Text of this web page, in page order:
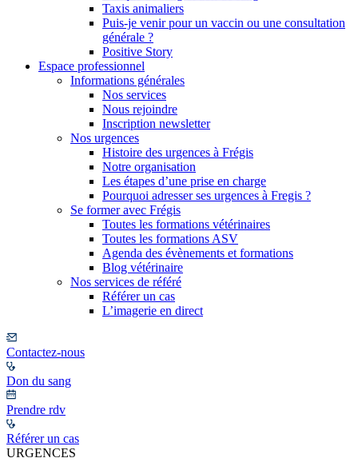
Taxis animaliers
Puis-je venir pour un vaccin ou une consultation
générale ?
Positive Story
Espace professionnel
Informations générales
Nos services
Nous rejoindre
Inscription newsletter
Nos urgences
Histoire des urgences à Frégis
Notre organisation
Les étapes d’une prise en charge
Pourquoi adresser ses urgences à Fregis ?
Se former avec Frégis
Toutes les formations vétérinaires
Toutes les formations ASV
Agenda des évènements et formations
Blog vétérinaire
Nos services de référé
Référer un cas
L’imagerie en direct
Contactez-nous
Don du sang
Prendre rdv
Référer un cas
URGENCES